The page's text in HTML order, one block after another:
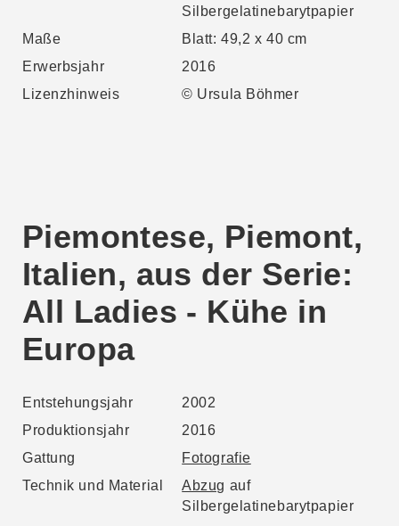
Silbergelatinebarytpapier
Maße
Blatt: 49,2 x 40 cm
Erwerbsjahr
2016
Lizenzhinweis
© Ursula Böhmer
Piemontese, Piemont,
Italien, aus der Serie:
All Ladies - Kühe in
Europa
Entstehungsjahr
2002
Produktionsjahr
2016
Gattung
Fotografie
Technik und Material
Abzug auf
Silbergelatinebarytpapier